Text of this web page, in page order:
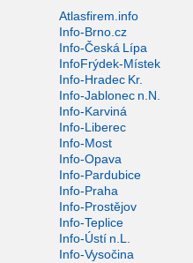
Atlasfirem.info
Info-Brno.cz
Info-Česká Lípa
InfoFrýdek-Místek
Info-Hradec Kr.
Info-Jablonec n.N.
Info-Karviná
Info-Liberec
Info-Most
Info-Opava
Info-Pardubice
Info-Praha
Info-Prostějov
Info-Teplice
Info-Ústí n.L.
Info-Vysočina